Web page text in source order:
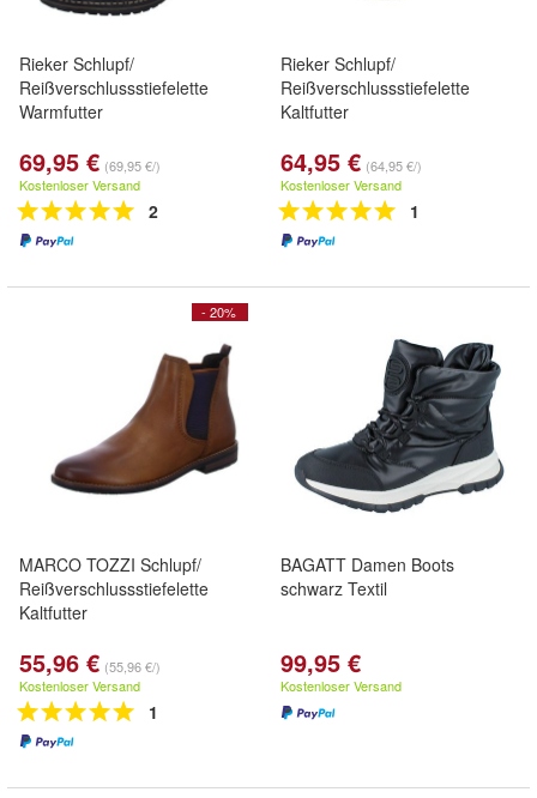
Rieker Schlupf/
Reißverschlussstiefelette
Warmfutter
69,95 € (69,95 €/)
Kostenloser Versand
2
Rieker Schlupf/
Reißverschlussstiefelette
Kaltfutter
64,95 € (64,95 €/)
Kostenloser Versand
1
- 20%
MARCO TOZZI Schlupf/
Reißverschlussstiefelette
Kaltfutter
55,96 € (55,96 €/)
Kostenloser Versand
1
BAGATT Damen Boots
schwarz Textil
99,95 €
Kostenloser Versand